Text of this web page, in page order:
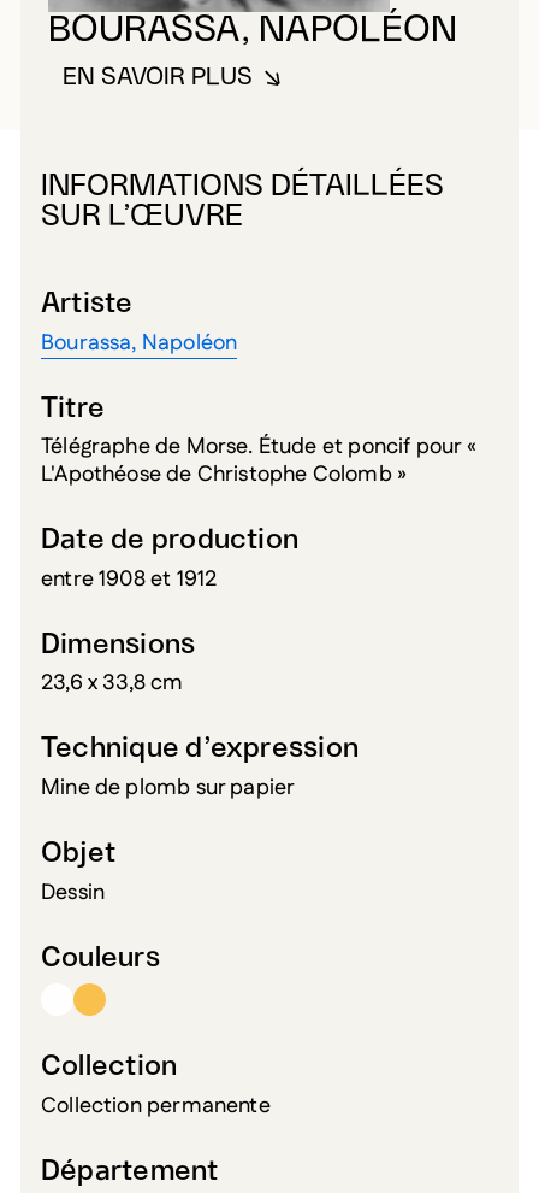
BOURASSA, NAPOLÉON
EN SAVOIR PLUSÀ PROPOS DE BOURASSA,
INFORMATIONS DÉTAILLÉES
SUR L’ŒUVRE
Artiste
Bourassa, Napoléon
Titre
Télégraphe de Morse. Étude et poncif pour «
L'Apothéose de Christophe Colomb »
Date de production
entre 1908 et 1912
Dimensions
23,6 x 33,8 cm
Technique d’expression
Mine de plomb sur papier
Objet
Dessin
Couleurs
Collection
Collection permanente
Département